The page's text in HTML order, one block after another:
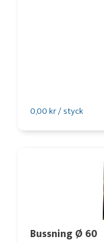
0,00 kr / styck
Bussning Ø 60